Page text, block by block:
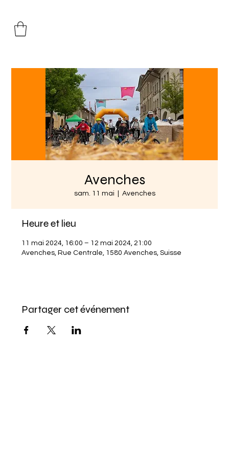
Avenches
sam. 11 mai Avenches
Heure et lieu
11 mai 2024, 16:00 – 12 mai 2024, 21:00
Avenches, Rue Centrale, 1580 Avenches, Suisse
Partager cet événement